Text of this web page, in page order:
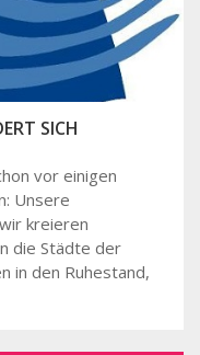
SICH
vor einigen
Unsere
kreieren
die Städte der
in den Ruhestand,